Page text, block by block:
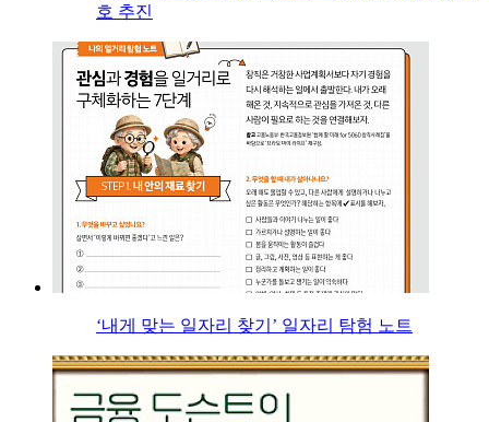
호 추진
‘내게 맞는 일자리 찾기’ 일자리 탐험 노트